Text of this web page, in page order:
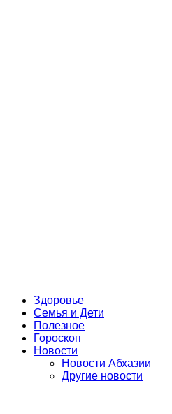
Здоровье
Семья и Дети
Полезное
Гороскоп
Новости
Новости Абхазии
Другие новости